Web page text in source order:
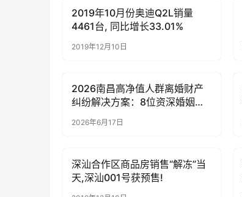
母婴亲子
2019年10月份奥迪Q2L销量
4461台, 同比增长33.01%
2019年12月10日
母婴亲子
2026南昌高净值人群离婚财产
纠纷解决方案：8位资深婚姻家
事律师专业推荐
2026年6月17日
母婴亲子
深汕合作区商品房销售“解冻”当
天,深汕001号获预售!